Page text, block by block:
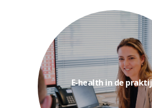
E-health in de
Met de cursus e-health in
praktijk met begeleiding
Fys'Optima leer je hoe je
zorg, zoals Physitrack,